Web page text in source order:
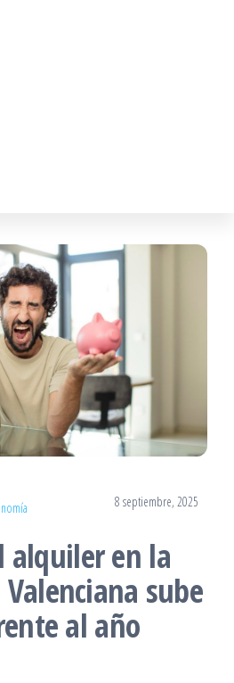
8 septiembre, 2025
alquiler en la
sube
al año